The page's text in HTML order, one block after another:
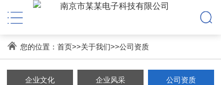
您的位置： 首页>>关于我们>>公司资质
企业文化 企业风采 公司资质